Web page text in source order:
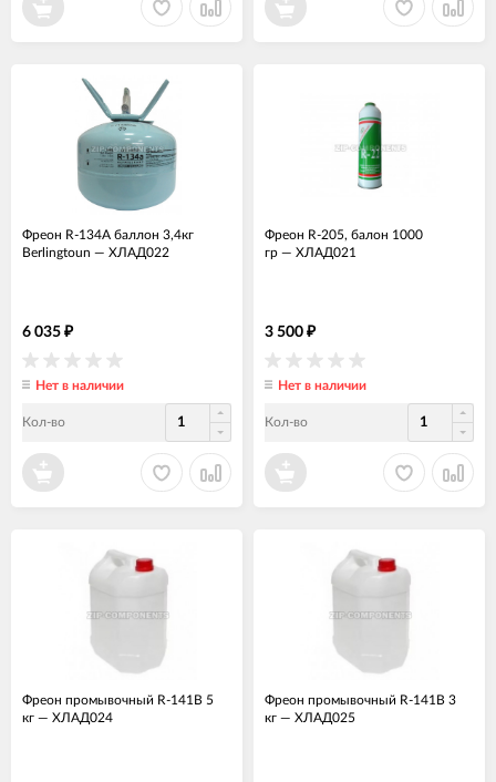
Фреон R-134A баллон 3,4кг
Berlingtoun — ХЛАД022
6 035 ₽
Нет в наличии
Кол-во
Фреон R-205, балон 1000
гр — ХЛАД021
3 500 ₽
Нет в наличии
Кол-во
Фреон промывочный R-141В 5
кг — ХЛАД024
Фреон промывочный R-141В 3
кг — ХЛАД025